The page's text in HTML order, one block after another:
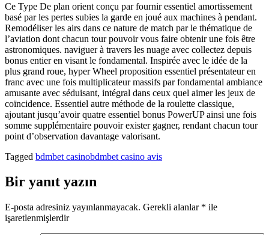
Ce Type De plan orient conçu par fournir essentiel amortissement
basé par les pertes subies la garde en joué aux machines à pendant.
Remodéliser les airs dans ce nature de match par le thématique de
l’aviation dont chacun tour pouvoir vous faire obtenir une fois être
astronomiques. naviguer à travers les nuage avec collectez depuis
bonus entier en visant le fondamental. Inspirée avec le idée de la
plus grand roue, hyper Wheel proposition essentiel présentateur en
franc avec une fois multiplicateur massifs par fondamental ambiance
amusante avec séduisant, intégral dans ceux quel aimer les jeux de
coïncidence. Essentiel autre méthode de la roulette classique,
ajoutant jusqu’avoir quatre essentiel bonus PowerUP ainsi une fois
somme supplémentaire pouvoir exister gagner, rendant chacun tour
point d’observation davantage valorisant.
Tagged bdmbet casinobdmbet casino avis
Bir yanıt yazın
E-posta adresiniz yayınlanmayacak. Gerekli alanlar * ile
işaretlenmişlerdir